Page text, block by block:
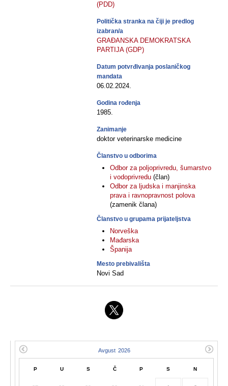
(PDD)
Politička stranka na čiji je predlog
izabran/a
GRAĐANSKA DEMOKRATSKA
PARTIJA (GDP)
Datum potvrđivanja poslaničkog
mandata
06.02.2024.
Godina rođenja
1985.
Zanimanje
doktor veterinarske medicine
Članstvo u odborima
Odbor za poljoprivredu, šumarstvo
i vodoprivredu (član)
Odbor za ljudska i manjinska
prava i ravnopravnost polova
(zamenik člana)
Članstvo u grupama prijateljstva
Norveška
Mađarska
Španija
Mesto prebivališta
Novi Sad
P U S Č P S N